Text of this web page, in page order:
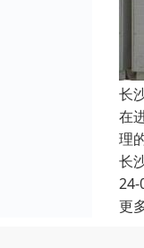
长
在
理
长
24-
更